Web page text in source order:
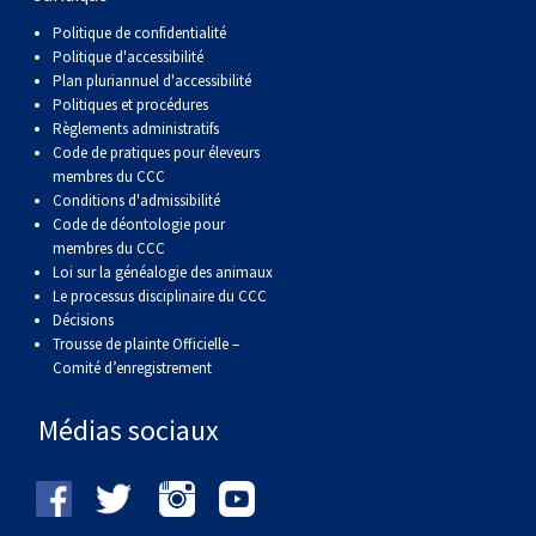
Berger polonais de plaine
Berger portugais
Puli
Schapendoes néerlandais
Berger Shetland
Chien d’eau espagnol
Vallhund suédois
Lévrier irlandais
Norrbottenspets
Elkhound norvégien
Lundehund norvégien
Otterhound
Petit basset griffon vendéen
Pharaoh Hound
Xoloitzcuintli (moyen)
Xoloïtzcuintli (standard)
Épagneul cocker américain
Épagneul d’eau américain
Épagneul bleu de Picardie
Épagneul breton
Épagneul Clumber
Épagneul cocker anglais
Épagneul springer anglais
Terrier du révérend Russell
Terrier chasseur de rat
Terrier Russell
Schnauzer (nain)
Terrier écossais
Terrier Sealyham
Terrier Skye
Carlin
Petit chien russe
Terrier à poil soyeux
Fox terrier miniature
Terrier de Manchester nain
Xoloitzcuintli (nain)
Terrier du Yorkshire
Chien du Groenland
Hovawart
Chien d’ours de Carélie
Komondor
Kuvasz
Leonberger
Mastiff
Politique de confidentialité
Politique d'accessibilité
Plan pluriannuel d'accessibilité
Politiques et procédures
Règlements administratifs
Code de pratiques pour éleveurs
membres du CCC
Conditions d'admissibilité
Code de déontologie pour
membres du CCC
Loi sur la généalogie des animaux
Le processus disciplinaire du CCC
Décisions
Trousse de plainte Officielle –
Comité d’enregistrement
Médias sociaux